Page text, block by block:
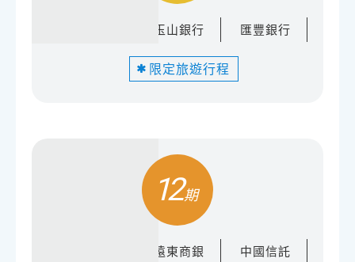
玉山銀行 匯豐銀行
限定旅遊行程
12
遠東商銀 中國信託